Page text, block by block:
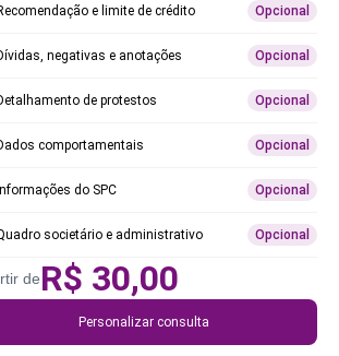
e limite de crédito Opcional
negativas e anotações Opcional
de protestos Opcional
comportamentais Opcional
do SPC Opcional
societário e administrativo Opcional
deR$ 30,00
Personalizar consulta